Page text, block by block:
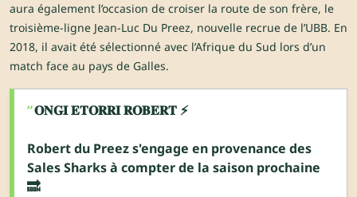
aura également l’occasion de croiser la route de son frère, le
troisième-ligne Jean-Luc Du Preez, nouvelle recrue de l’UBB. En
2018, il avait été sélectionné avec l’Afrique du Sud lors d’un
match face au pays de Galles.
𝐎𝐍𝐆𝐈 𝐄𝐓𝐎𝐑𝐑𝐈 𝐑𝐎𝐁𝐄𝐑𝐓 ⚡
Robert du Preez s'engage en provenance des
Sales Sharks à compter de la saison prochaine
🔜